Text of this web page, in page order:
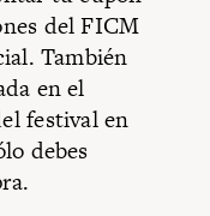
del FICM
También
en el
festival en
debes